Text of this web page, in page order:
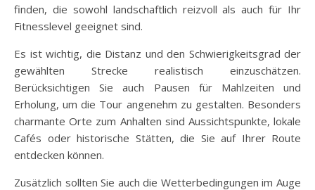
finden, die sowohl landschaftlich reizvoll als auch für Ihr
Fitnesslevel geeignet sind.
Es ist wichtig, die Distanz und den Schwierigkeitsgrad der
gewählten Strecke realistisch einzuschätzen.
Berücksichtigen Sie auch Pausen für Mahlzeiten und
Erholung, um die Tour angenehm zu gestalten. Besonders
charmante Orte zum Anhalten sind Aussichtspunkte, lokale
Cafés oder historische Stätten, die Sie auf Ihrer Route
entdecken können.
Zusätzlich sollten Sie auch die Wetterbedingungen im Auge